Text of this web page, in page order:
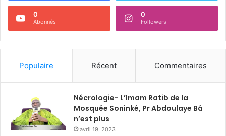
0
Abonnés
0
Followers
Populaire Récent Commentaires
Nécrologie- L’Imam Ratib de la
Mosquée Soninké, Pr Abdoulaye Bâ
n’est plus
avril 19, 2023